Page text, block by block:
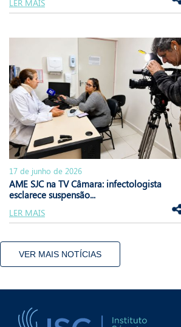
LER MAIS
17 de junho de 2026
AME SJC na TV Câmara: infectologista
esclarece suspensão...
LER MAIS
VER MAIS NOTÍCIAS